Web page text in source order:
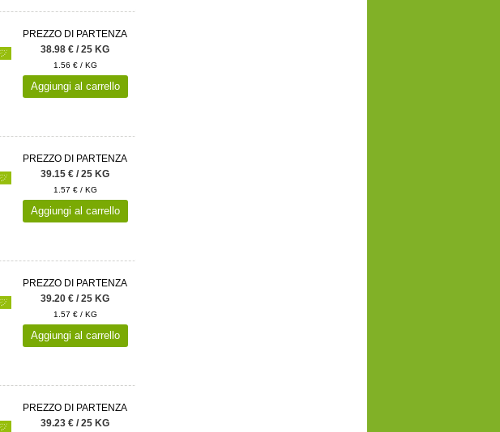
PREZZO DI PARTENZA
38.98 € / 25 KG
1.56 € / KG
Aggiungi al carrello
PREZZO DI PARTENZA
39.15 € / 25 KG
1.57 € / KG
Aggiungi al carrello
PREZZO DI PARTENZA
39.20 € / 25 KG
1.57 € / KG
Aggiungi al carrello
PREZZO DI PARTENZA
39.23 € / 25 KG